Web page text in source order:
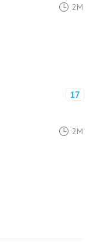
2M
17
2M